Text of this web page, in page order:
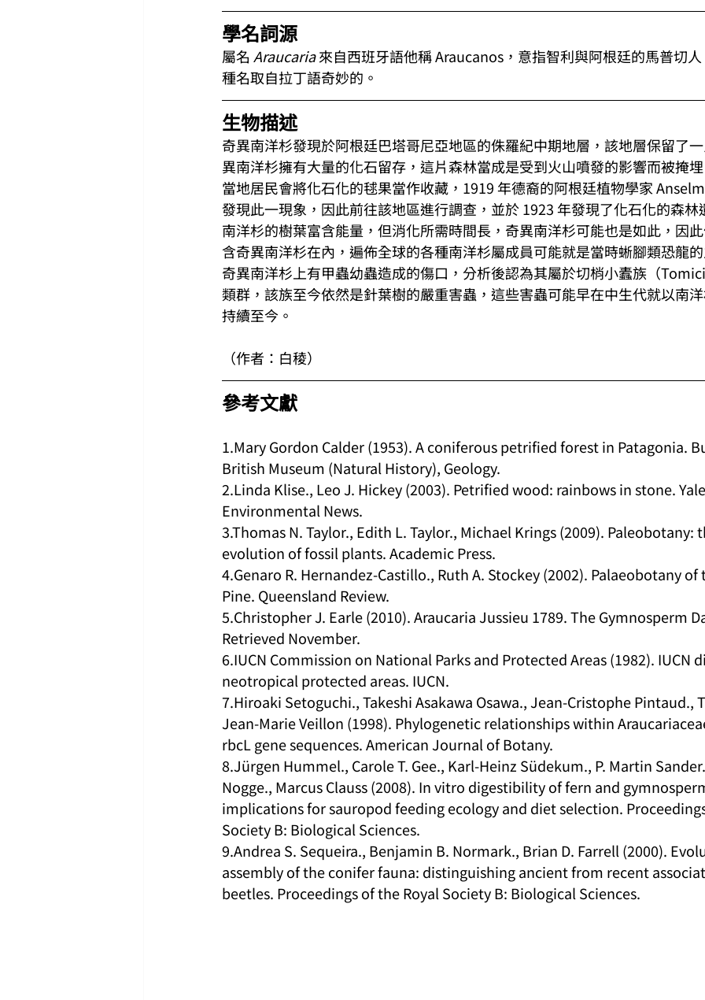
學名詞源
屬名 Araucaria 來自西班牙語他稱 Araucanos，意指智利與阿根廷的馬普切
種名取自拉丁語奇妙的。
生物描述
奇異南洋杉發現於阿根廷巴塔哥尼亞地區的侏羅紀中期地層，該地層保留了
異南洋杉擁有大量的化石留存，這片森林當成是受到火山噴發的影響而被掩
當地居民會將化石化的毬果當作收藏，1919 年德裔的阿根廷植物學家
發現此一現象，因此前往該地區進行調查，並於 1923 年發現了化石化的森林
南洋杉的樹葉富含能量，但消化所需時間長，奇異南洋杉可能也是如此，因
含奇異南洋杉在內，遍佈全球的各種南洋杉屬成員可能就是當時蜥腳類恐龍
奇異南洋杉上有甲蟲幼蟲造成的傷口，分析後認為其屬於切梢小蠹族（
類群，該族至今依然是針葉樹的嚴重害蟲，這些害蟲可能早在中生代就以南
持續至今。
（作者：白稜）
參考文獻
1.Mary Gordon Calder (1953). A coniferous petrified forest in Patagonia.
British Museum (Natural History), Geology.
2.Linda Klise., Leo J. Hickey (2003). Petrified wood: rainbows in stone.
Environmental News.
3.Thomas N. Taylor., Edith L. Taylor., Michael Krings (2009).
evolution of fossil plants. Academic Press.
4.Genaro R. Hernandez-Castillo., Ruth A. Stockey (2002). Palaeobotany
Pine. Queensland Review.
5.Christopher J. Earle (2010). Araucaria Jussieu 1789. The Gymnosperm
Retrieved November.
6.IUCN Commission on National Parks and Protected Areas (1982). IUCN
neotropical protected areas. IUCN.
7.Hiroaki Setoguchi., Takeshi Asakawa Osawa., Jean-Cristophe Pintaud.,
Jean-Marie Veillon (1998). Phylogenetic relationships within
rbcL gene sequences. American Journal of Botany.
8.Jürgen Hummel., Carole T. Gee., Karl-Heinz Südekum., P. Martin
Nogge., Marcus Clauss (2008). In vitro digestibility of fern and
implications for sauropod feeding ecology and diet selection.
Society B: Biological Sciences.
9.Andrea S. Sequeira., Benjamin B. Normark., Brian D. Farrell (2000).
assembly of the conifer fauna: distinguishing ancient from recent
beetles. Proceedings of the Royal Society B: Biological Sciences.